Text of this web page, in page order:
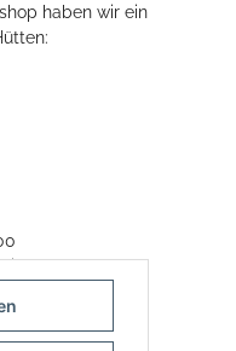
haben wir ein